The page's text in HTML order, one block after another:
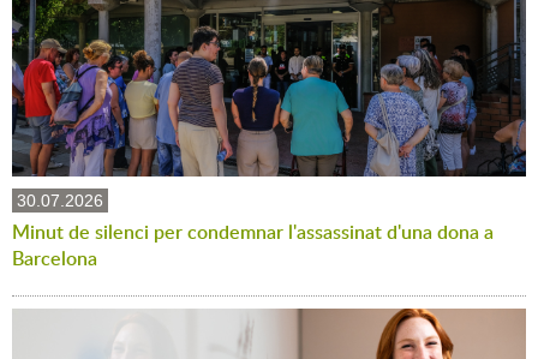
30.07.2026
Minut de silenci per condemnar l'assassinat d'una dona a
Barcelona